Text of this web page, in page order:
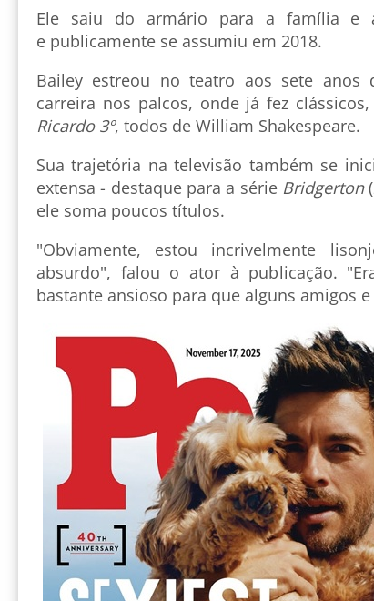
Ele saiu do armário para a família e
e publicamente se assumiu em 2018.
Bailey estreou no teatro aos sete
carreira nos palcos, onde já fez
Ricardo 3º, todos de William Shakespeare.
Sua trajetória na televisão também se
extensa - destaque para a série Bridgerton
ele soma poucos títulos.
"Obviamente, estou incrivelmente
absurdo", falou o ator à publicação.
bastante ansioso para que alguns amigos